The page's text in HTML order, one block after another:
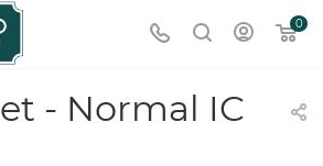
0
- Normal IC